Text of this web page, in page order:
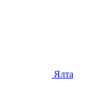
Ялта